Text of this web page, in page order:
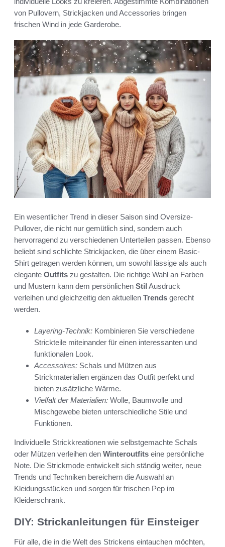
von Pullovern, Strickjacken und Accessories bringen
frischen Wind in jede Garderobe.
Ein wesentlicher Trend in dieser Saison sind Oversize-
Pullover, die nicht nur gemütlich sind, sondern auch
hervorragend zu verschiedenen Unterteilen passen. Ebenso
beliebt sind schlichte Strickjacken, die über einem Basic-
Shirt getragen werden können, um sowohl lässige als auch
elegante Outfits zu gestalten. Die richtige Wahl an Farben
und Mustern kann dem persönlichen Stil Ausdruck
verleihen und gleichzeitig den aktuellen Trends gerecht
werden.
Layering-Technik: Kombinieren Sie verschiedene
Strickteile miteinander für einen interessanten und
funktionalen Look.
Accessoires: Schals und Mützen aus
Strickmaterialien ergänzen das Outfit perfekt und
bieten zusätzliche Wärme.
Vielfalt der Materialien: Wolle, Baumwolle und
Mischgewebe bieten unterschiedliche Stile und
Funktionen.
Individuelle Strickkreationen wie selbstgemachte Schals
oder Mützen verleihen den Winteroutfits eine persönliche
Note. Die Strickmode entwickelt sich ständig weiter, neue
Trends und Techniken bereichern die Auswahl an
Kleidungsstücken und sorgen für frischen Pep im
Kleiderschrank.
DIY: Strickanleitungen für Einsteiger
Für alle, die in die Welt des Strickens eintauchen möchten,